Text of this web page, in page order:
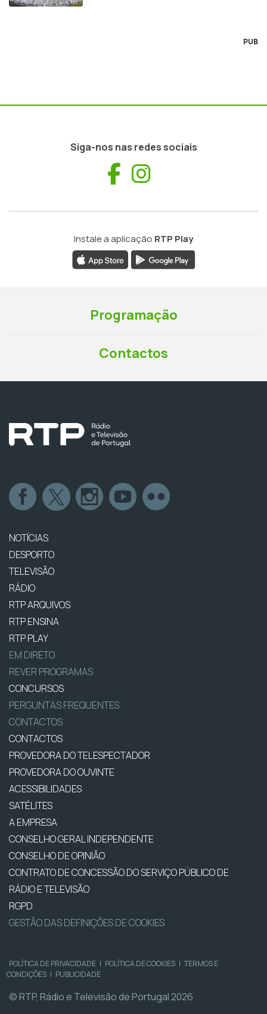
PUB
Siga-nos nas redes sociais
Facebook
Instale a aplicação RTP Play
Programação
Contactos
NOTÍCIAS
DESPORTO
TELEVISÃO
RÁDIO
RTP ARQUIVOS
RTP ENSINA
RTP PLAY
EM DIRETO
REVER PROGRAMAS
CONCURSOS
PERGUNTAS FREQUENTES
CONTACTOS
CONTACTOS
PROVEDORA DO TELESPECTADOR
PROVEDORA DO OUVINTE
ACESSIBILIDADES
SATÉLITES
A EMPRESA
CONSELHO GERAL INDEPENDENTE
CONSELHO DE OPINIÃO
CONTRATO DE CONCESSÃO DO SERVIÇO PÚBLICO DE
RÁDIO E TELEVISÃO
RGPD
GESTÃO DAS DEFINIÇÕES DE COOKIES
POLÍTICA DE PRIVACIDADE | POLÍTICA DE COOKIES | TERMOS E
CONDIÇÕES | PUBLICIDADE
© RTP, Rádio e Televisão de Portugal 2026